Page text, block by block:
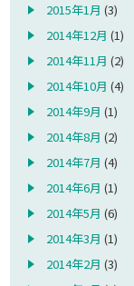
2015年1月 (3)
2014年12月 (1)
2014年11月 (2)
2014年10月 (4)
2014年9月 (1)
2014年8月 (2)
2014年7月 (4)
2014年6月 (1)
2014年5月 (6)
2014年3月 (1)
2014年2月 (3)